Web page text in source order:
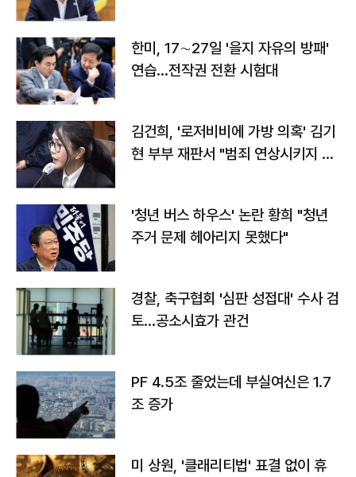
한미, 17∼27일 '을지 자유의 방패'
연습…전작권 전환 시험대
김건희, '로저비비에 가방 의혹' 김기
현 부부 재판서 "범죄 연상시키지 말
'청년 버스 하우스' 논란 황희 "청년
주거 문제 헤아리지 못했다"
경찰, 축구협회 '심판 성접대' 수사 검
토…공소시효가 관건
PF 4.5조 줄었는데 부실여신은 1.7
조 증가
미 상원, '클래리티법' 표결 없이 휴